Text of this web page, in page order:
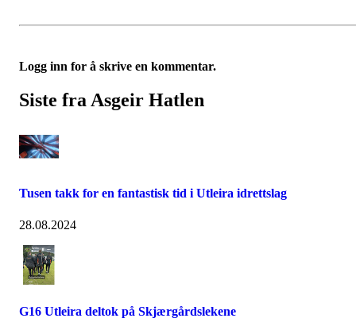
Logg inn for å skrive en kommentar.
Siste fra Asgeir Hatlen
Tusen takk for en fantastisk tid i Utleira idrettslag
28.08.2024
G16 Utleira deltok på Skjærgårdslekene